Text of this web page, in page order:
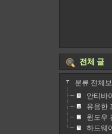
전체 글
분류 전체보
안티바
유용한
윈도우
하드웨